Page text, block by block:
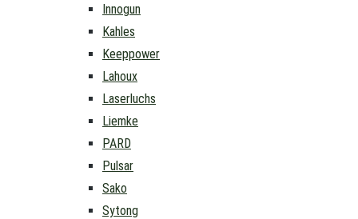
Innogun
Kahles
Keeppower
Lahoux
Laserluchs
Liemke
PARD
Pulsar
Sako
Sytong